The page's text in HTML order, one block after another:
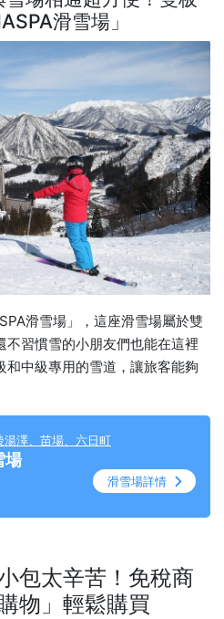
滑雪場」
滑雪場」，這座滑雪場屬於雙
習慣雪的小朋友們也能在這裡
中級專用的雪道，讓旅客能夠
湯澤、苗場、六日町
場
滑雪場詳情
包太辛苦！免稅商
物」輕鬆購買